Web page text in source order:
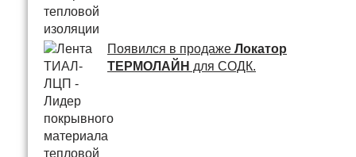
Появился в продаже Локатор
ТЕРМОЛАЙН для СОДК.